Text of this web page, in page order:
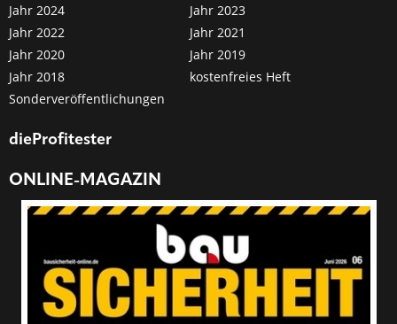
Jahr 2024
Jahr 2023
Jahr 2022
Jahr 2021
Jahr 2020
Jahr 2019
Jahr 2018
kostenfreies Heft
Sonderveröffentlichungen
dieProfitester
ONLINE-MAGAZIN